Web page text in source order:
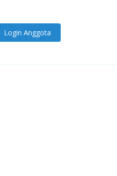
Login Anggota